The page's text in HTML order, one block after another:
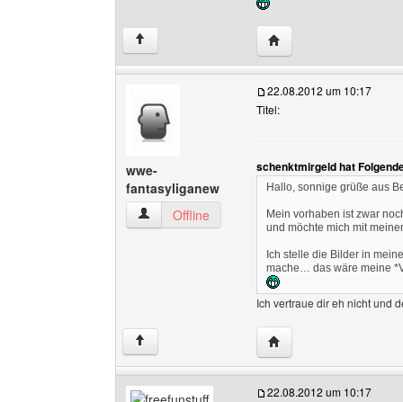
↑ Website dieses
wwe-
fantasyliganew
wwe-fantasyliganew Benutzer-Profile anzeigen
Offline
22.08.2012 um 10:17
Titel:
schenktmirgeld hat
Hallo, sonnige grüße aus
Mein vorhaben ist zwar
und möchte mich mit
Ich stelle die Bilder in
mache… das wäre meine
Ich vertraue dir eh nicht und
↑ Website dieses
22.08.2012 um 10:17